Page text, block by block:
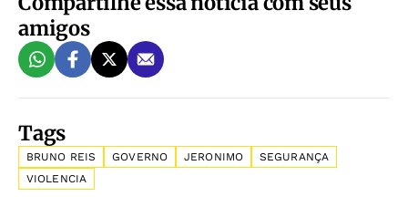
amigos
Tags
BRUNO REIS GOVERNO JERONIMO
SEGURANÇA
VIOLENCIA